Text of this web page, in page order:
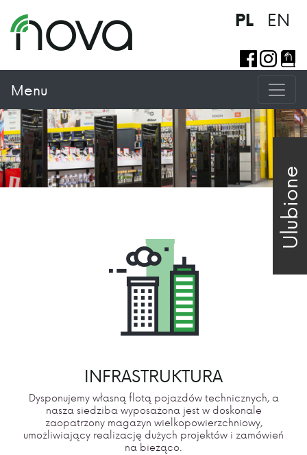
Ulubione
PL EN
Menu
INFRASTRUKTURA
Dysponujemy własną flotą pojazdów technicznych, a
nasza siedziba wyposażona jest w doskonale
zaopatrzony magazyn wielkopowierzchniowy,
umożliwiający realizację dużych projektów i zamówień
na bieżąco.